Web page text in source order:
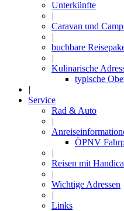
Unterkünfte
|
Caravan und
|
buchbare
|
Kulinarische
typische
|
Service
Rad & Auto
|
ÖPNV
|
Reisen mit
|
Wichtige Adressen
|
Links